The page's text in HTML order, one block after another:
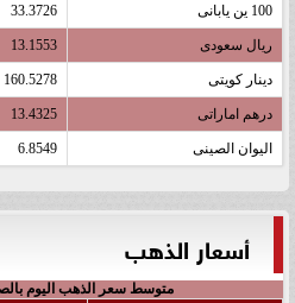
100 ين يابانى 33.3726
ريال سعودى 13.1553
دينار كويتى 160.5278
درهم اماراتى 13.4325
اليوان الصينى 6.8549
أسعار الذهب
متوسط سعر الذهب اليوم